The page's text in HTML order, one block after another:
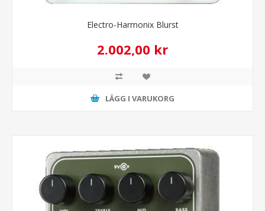
Electro-Harmonix Blurst
2.002,00 kr
LÄGG I VARUKORG